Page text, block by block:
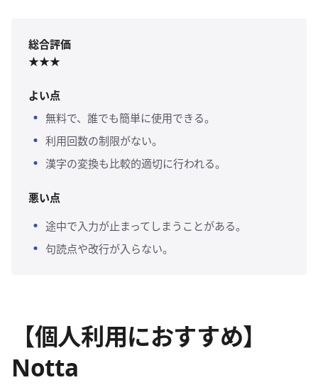
総合評価
★★★
よい点
無料で、誰でも簡単に使用できる。
利用回数の制限がない。
漢字の変換も比較的適切に行われる。
悪い点
途中で入力が止まってしまうことがある。
句読点や改行が入らない。
【個人利用におすすめ】
Notta